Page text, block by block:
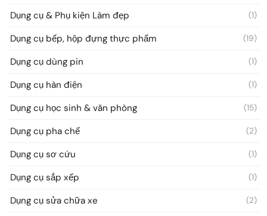
Dụng cụ & Phụ kiện Làm đẹp (1)
Dụng cụ bếp, hộp đựng thực phẩm (19)
Dụng cụ dùng pin (1)
Dụng cụ hàn điện (1)
Dụng cụ học sinh & văn phòng (15)
Dụng cụ pha chế (2)
Dụng cụ sơ cứu (1)
Dụng cụ sắp xếp (1)
Dụng cụ sửa chữa xe (2)